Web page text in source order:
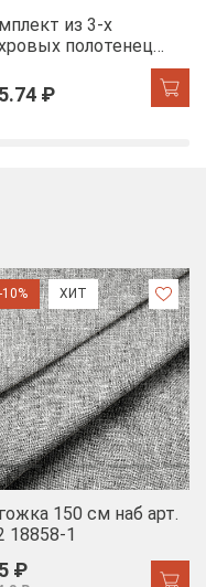
из 3-х
полотенец
бордюр Диана,
₽
-10% ХИТ
150 см наб арт.
18858-1
₽